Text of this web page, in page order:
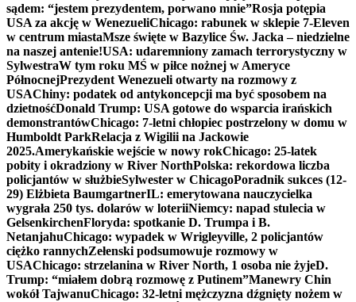
sądem: “jestem prezydentem, porwano mnie”Rosja potępia
USA za akcję w WenezueliChicago: rabunek w sklepie 7-Eleven
w centrum miastaMsze święte w Bazylice Św. Jacka – niedzielne
na naszej antenie!USA: udaremniony zamach terrorystyczny w
SylwestraW tym roku MŚ w piłce nożnej w Ameryce
PółnocnejPrezydent Wenezueli otwarty na rozmowy z
USAChiny: podatek od antykoncepcji ma być sposobem na
dzietnośćDonald Trump: USA gotowe do wsparcia irańskich
demonstrantówChicago: 7-letni chłopiec postrzelony w domu w
Humboldt ParkRelacja z Wigilii na Jackowie
2025.Amerykańskie wejście w nowy rokChicago: 25-latek
pobity i okradziony w River NorthPolska: rekordowa liczba
policjantów w służbieSylwester w ChicagoPoradnik sukces (12-
29) Elżbieta BaumgartnerIL: emerytowana nauczycielka
wygrała 250 tys. dolarów w loteriiNiemcy: napad stulecia w
GelsenkirchenFloryda: spotkanie D. Trumpa i B.
NetanjahuChicago: wypadek w Wrigleyville, 2 policjantów
ciężko rannychZełenski podsumowuje rozmowy w
USAChicago: strzelanina w River North, 1 osoba nie żyjeD.
Trump: “miałem dobrą rozmowę z Putinem”Manewry Chin
wokół TajwanuChicago: 32-letni mężczyzna dźgnięty nożem w